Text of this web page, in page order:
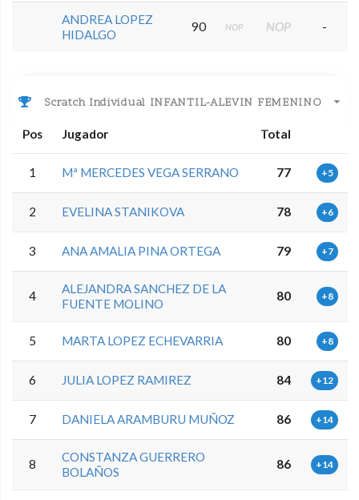
ANDREA LOPEZ
HIDALGO
90 NOP NOP -
Scratch Individual INFANTIL-ALEVIN FEMENINO
Pos Jugador Total
1 Mª MERCEDES VEGA SERRANO 77 +5
2 EVELINA STANIKOVA 78 +6
3 ANA AMALIA PINA ORTEGA 79 +7
4
ALEJANDRA SANCHEZ DE LA
FUENTE MOLINO
80 +8
5 MARTA LOPEZ ECHEVARRIA 80 +8
6 JULIA LOPEZ RAMIREZ 84 +12
7 DANIELA ARAMBURU MUÑOZ 86 +14
8
CONSTANZA GUERRERO
BOLAÑOS
86 +14